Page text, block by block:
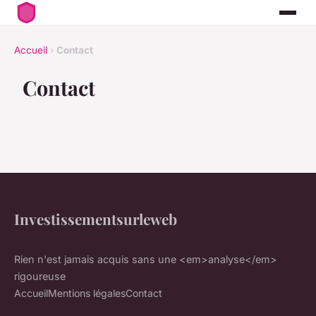
Accueil › Contact
Contact
Investissementsurleweb
Rien n'est jamais acquis sans une <em>analyse</em>
rigoureuse
AccueilMentions légalesContact